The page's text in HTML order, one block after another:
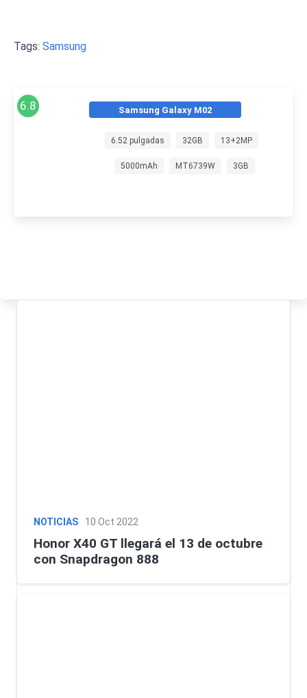
Tags: Samsung
6.8 Samsung Galaxy M02
6.52 pulgadas 32GB 13+2MP
5000mAh MT6739W 3GB
NOTICIAS 10 Oct 2022
Honor X40 GT llegará el 13 de octubre
con Snapdragon 888